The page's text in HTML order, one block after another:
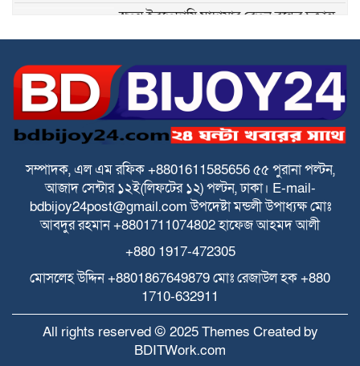
স্বতন্ত্র ইবতেদায়ি মাদ্রাসার বেতন বন্ধের চক্রান্ত
ও মিথ্যা মামলার বিরুদ্ধে তীব্র প্রতিবাদ ও প্রতিকার
পে স্কেল বাস্তবায়নে বাড়ছে উদ্বেগ ও হতাশা
ঘিওরে বালিয়াখোড়া ইউনিয়নের ৩নং ওয়ার্ডের
ইমাম ও খতিবদের সম্মানীর জন্য মসজিদ
নির্বাচনে দুর্নীতির অভিযোগ
স্বতন্ত্র ইবতেদায়ি মাদ্রাসা জাতীয়করণ/
এমপিওভুক্তির দাবিতে শিক্ষামন্ত্রীর কাছে
স্মারকলিপি
আনন্দ টিভির সাংবাদিকে মারধরের অভিযোগ
সম্পাদক, এল এম রফিক +8801611585656৫৫ পুরানা পল্টন,
আজাদ সেন্টার ১২ই(লিফটের ১২) পল্টন, ঢাকা। E-mail-
bdbijoy24post@gmail.comউপদেষ্টা মন্ডলীউপাধ্যক্ষ মোঃ
আবদুর রহমান +8801711074802হাফেজ আহমদ আলী
+880 1917-472305
মোসলেহ উদ্দিন +8801867649879মোঃ রেজাউল হক+880
1710-632911
All rights reserved © 2025 Themes Created by
BDITWork.com